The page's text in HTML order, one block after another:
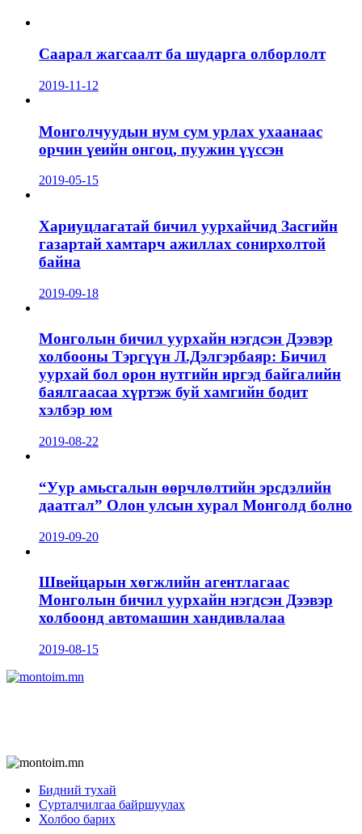
Саарал жагсаалт ба шударга олборлолт
2019-11-12
Монголчуудын нум сум урлах ухаанаас
орчин үеийн онгоц, пуужин үүссэн
2019-05-15
Хариуцлагатай бичил уурхайчид Засгийн
газартай хамтарч ажиллах сонирхолтой
байна
2019-09-18
Монголын бичил уурхайн нэгдсэн Дээвэр
холбооны Тэргүүн Л.Дэлгэрбаяр: Бичил
уурхай бол орон нутгийн иргэд байгалийн
баялгаасаа хүртэж буй хамгийн бодит
хэлбэр юм
2019-08-22
“Уур амьсгалын өөрчлөлтийн эрсдэлийн
даатгал” Олон улсын хурал Монголд болно
2019-09-20
Швейцарын хөгжлийн агентлагаас
Монголын бичил уурхайн нэгдсэн Дээвэр
холбоонд автомашин хандивлалаа
2019-08-15
Бидний тухай
Сурталчилгаа байршуулах
Холбоо барих